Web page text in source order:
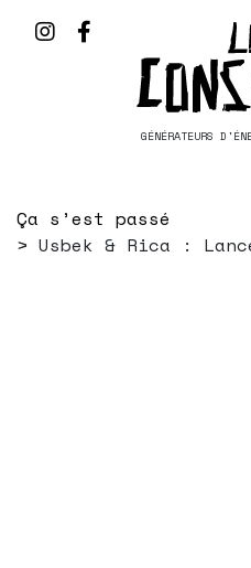
GÉNÉRATEURS
Ça s’est passé
Usbek & Rica :